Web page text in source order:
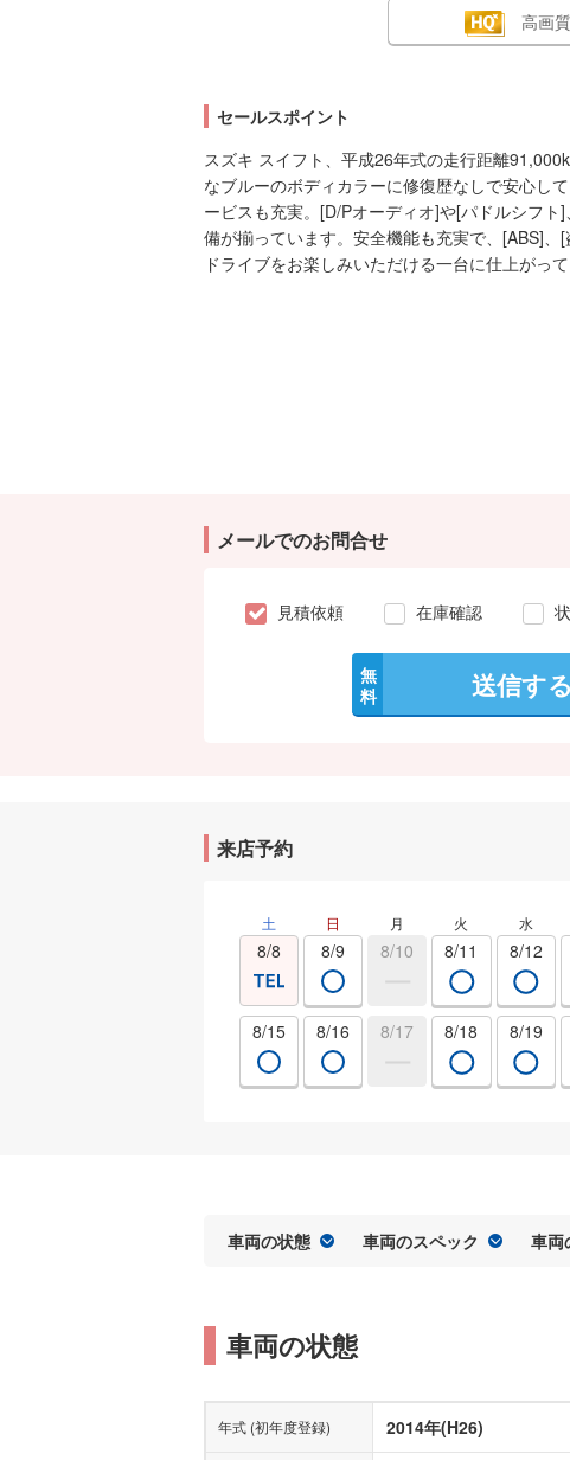
高画
セールスポイント
スズキ スイフト、平成26年式の走行距離
なブルーのボディカラーに修復歴なしで安心し
ービスも充実。[D/Pオーディオ]や[パドルシフ
備が揃っています。安全機能も充実で、[ABS]
ドライブをお楽しみいただける一台に仕上がって
メールでのお問合せ
見積依頼 在庫確認
無
料
送信する
来店予約
土 日 月 火 水
8/8 8/9 8/10 8/11 8/12
8/15 8/16 8/17 8/18 8/19
車両の状態 車両のスペック 車両
車両の状態
年式 (初年度登録) 2014年(H26)